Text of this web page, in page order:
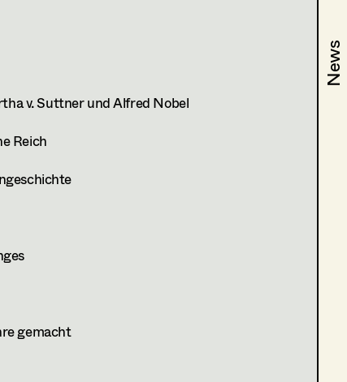
News
News
v. Suttner und Alfred Nobel
Reich
gemacht